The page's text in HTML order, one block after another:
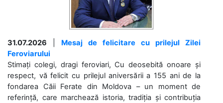
31.07.2026
Mesaj de felicitare cu prilejul Zilei
Feroviarului
Stimați colegi, dragi feroviari, Cu deosebită onoare și
respect, vă felicit cu prilejul aniversării a 155 ani de la
fondarea Căii Ferate din Moldova – un moment de
referință, care marchează istoria, tradiția și contribuția